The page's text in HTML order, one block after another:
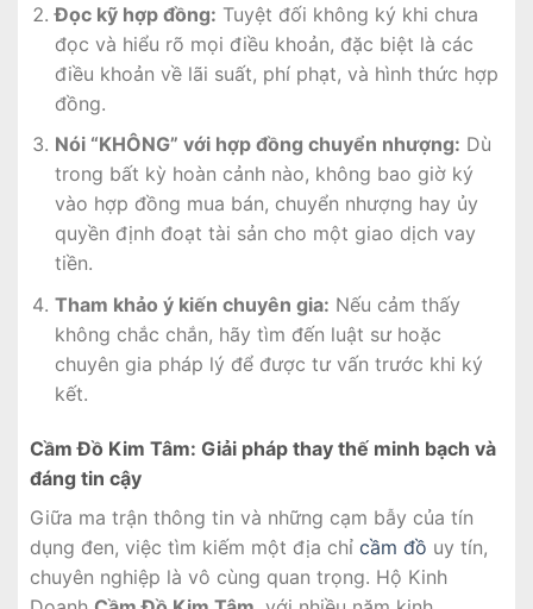
Đọc kỹ hợp đồng: Tuyệt đối không ký khi chưa
đọc và hiểu rõ mọi điều khoản, đặc biệt là các
điều khoản về lãi suất, phí phạt, và hình thức hợp
đồng.
Nói “KHÔNG” với hợp đồng chuyển nhượng: Dù
trong bất kỳ hoàn cảnh nào, không bao giờ ký
vào hợp đồng mua bán, chuyển nhượng hay ủy
quyền định đoạt tài sản cho một giao dịch vay
tiền.
Tham khảo ý kiến chuyên gia: Nếu cảm thấy
không chắc chắn, hãy tìm đến luật sư hoặc
chuyên gia pháp lý để được tư vấn trước khi ký
kết.
Cầm Đồ Kim Tâm: Giải pháp thay thế minh bạch và
đáng tin cậy
Giữa ma trận thông tin và những cạm bẫy của tín
dụng đen, việc tìm kiếm một địa chỉ cầm đồ uy tín,
chuyên nghiệp là vô cùng quan trọng. Hộ Kinh